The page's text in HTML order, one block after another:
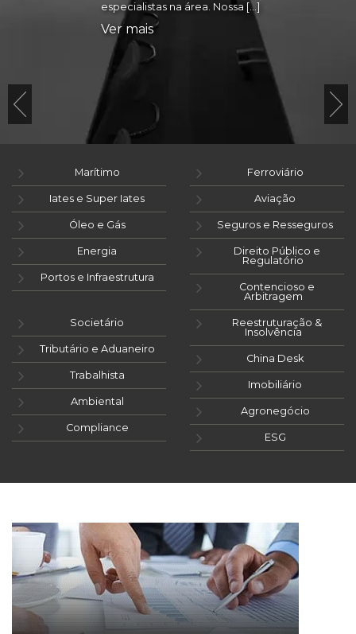
especialistas na área. Nossa […]
Ver mais
Marítimo
Iates e Super Iates
Óleo e Gás
Energia
Portos e Infraestrutura
Ferroviário
Aviação
Seguros e Resseguros
Direito Público e
Regulatório
Contencioso e
Arbitragem
Societário
Tributário e Aduaneiro
Trabalhista
Ambiental
Compliance
Reestruturação &
Insolvência
China Desk
Imobiliário
Agronegócio
ESG